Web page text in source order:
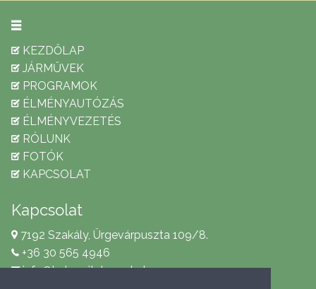
KEZDŐLAP
JÁRMŰVEK
PROGRAMOK
ÉLMÉNYAUTÓZÁS
ÉLMÉNYVEZETÉS
RÓLUNK
FOTÓK
KAPCSOLAT
Kapcsolat
7192 Szakály, Ürgevárpuszta 109/8.
+36 30 565 4946
info@katonaiteherauto.hu